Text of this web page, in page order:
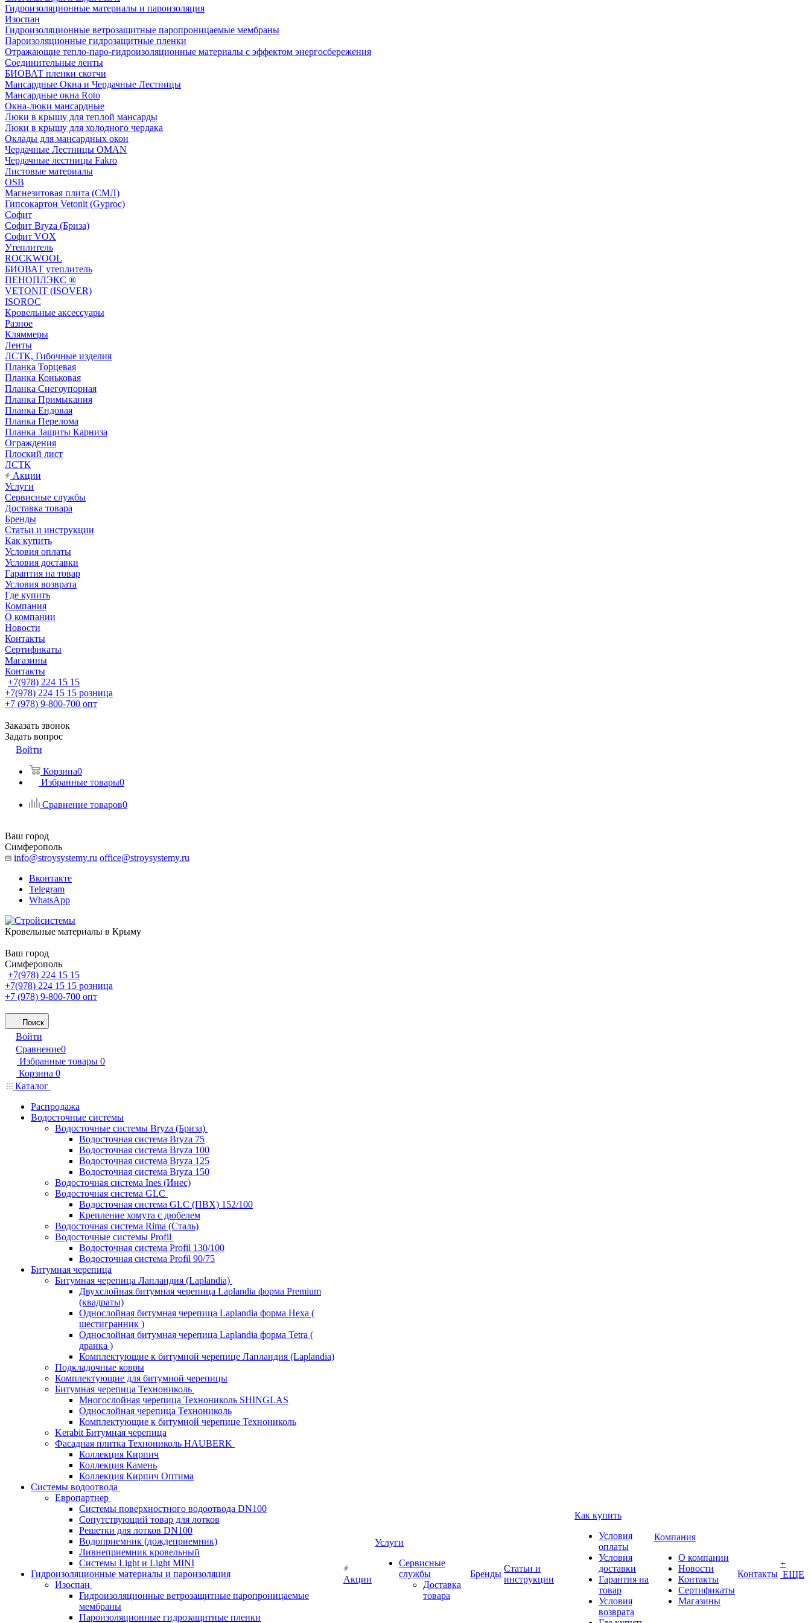
Гидроизоляционные материалы и пароизоляция
Изоспан
Гидроизоляционные ветрозащитные паропроницаемые мембраны
Пароизоляционные гидрозащитные пленки
Отражающие тепло-паро-гидроизоляционные материалы с эффектом энергосбережения
Соединительные ленты
БИОВАТ пленки скотчи
Мансардные Окна и Чердачные Лестницы
Мансардные окна Roto
Окна-люки мансардные
Люки в крышу для теплой мансарды
Люки в крышу для холодного чердака
Оклады для мансардных окон
Чердачные Лестницы OMAN
Чердачные лестницы Fakro
Листовые материалы
OSB
Магнезитовая плита (СМЛ)
Гипсокартон Vetonit (Gyproc)
Софит
Софит Bryza (Бриза)
Софит VOX
Утеплитель
ROCKWOOL
БИОВАТ утеплитель
ПЕНОПЛЭКС ®
VETONIT (ISOVER)
ISOROC
Кровельные аксессуары
Разное
Кляммеры
Ленты
ЛСТК, Гибочные изделия
Планка Торцевая
Планка Коньковая
Планка Снегоупорная
Планка Примыкания
Планка Ендовая
Планка Перелома
Планка Защиты Карниза
Ограждения
Плоский лист
ЛСТК
Акции
Услуги
Сервисные службы
Доставка товара
Бренды
Статьи и инструкции
Как купить
Условия оплаты
Условия доставки
Гарантия на товар
Условия возврата
Где купить
Компания
О компании
Новости
Контакты
Сертификаты
Магазины
Контакты
+7(978) 224 15 15
+7(978) 224 15 15 розница
+7 (978) 9-800-700 опт
Заказать звонок
Задать вопрос
Войти
Корзина0
Избранные товары0
Сравнение товаров0
Ваш город
Симферополь
info@stroysystemy.ru office@stroysystemy.ru
Вконтакте
Telegram
WhatsApp
Кровельные материалы в Крыму
Ваш город
Симферополь
+7(978) 224 15 15
+7(978) 224 15 15 розница
+7 (978) 9-800-700 опт
Поиск
Войти
Сравнение0
Избранные товары 0
Корзина 0
Каталог
Распродажа
Водосточные системы
Водосточные системы Bryza (Бриза)
Водосточная система Bryza 75
Водосточная система Bryza 100
Водосточная система Bryza 125
Водосточная система Bryza 150
Водосточная система Ines (Инес)
Водосточная система GLC
Водосточная система GLC (ПВХ) 152/100
Крепление хомута с дюбелем
Водосточная система Rima (Сталь)
Водосточные системы Profil
Водосточная система Profil 130/100
Водосточная система Profil 90/75
Битумная черепица
Битумная черепица Лапландия (Laplandia)
Двухслойная битумная черепица Laplandia форма Premium
(квадраты)
Однослойная битумная черепица Laplandia форма Hexa (
шестигранник )
Однослойная битумная черепица Laplandia форма Tetra (
дранка )
Комплектующие к битумной черепице Лапландия (Laplandia)
Подкладочные ковры
Комплектующие для битумной черепицы
Битумная черепица Технониколь
Многослойная черепица Технониколь SHINGLAS
Однослойная черепица Технониколь
Комплектующие к битумной черепице Технониколь
Kerabit Битумная черепица
Фасадная плитка Технониколь HAUBERK
Кол​лекция Кирпич
Кол​лекция Камень
Коллекция Кирпич Оптима
Системы водоотвода
Европартнер
Системы поверхностного водоотвода DN100
Сопутствующий товар для лотков
Решетки для лотков DN100
Водоприемник (дождеприемник)
Ливнеприемник кровельный
Системы Light и Light MINI
Гидроизоляционные материалы и пароизоляция
Изоспан
Гидроизоляционные ветрозащитные паропроницаемые
мембраны
Пароизоляционные гидрозащитные пленки
Акции
Услуги
Сервисные
службы
Доставка
товара
Бренды
Статьи и
инструкции
Как купить
Условия
оплаты
Условия
доставки
Гарантия на
товар
Условия
возврата
Компания
О компании
Новости
Контакты
Сертификаты
Магазины
Контакты
+
ЕЩЕ